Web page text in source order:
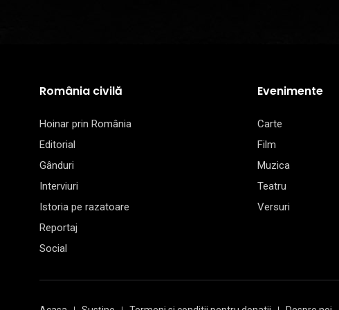
România civilă
Hoinar prin România
Editorial
Gânduri
Interviuri
Istoria pe razatoare
Reportaj
Social
Evenimente
Carte
Film
Muzica
Teatru
Versuri